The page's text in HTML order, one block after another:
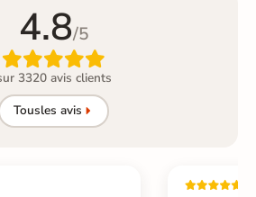
4.8/5

3320 avis clients
Tousles avis